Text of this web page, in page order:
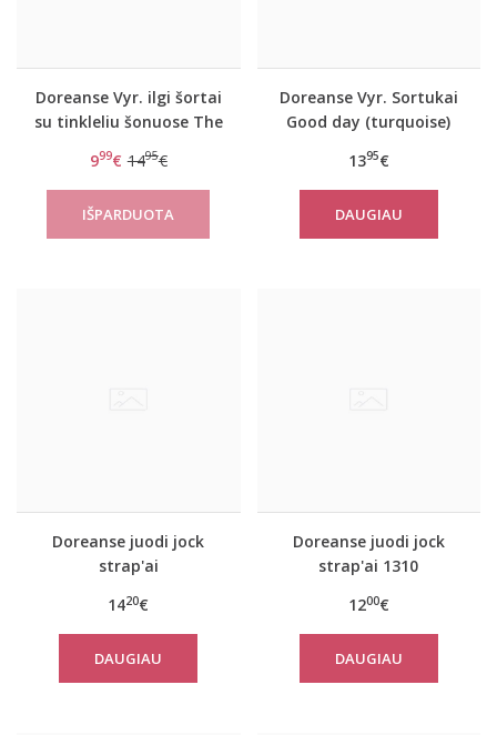
Doreanse Vyr. ilgi šortai
su tinkleliu šonuose The
999€ 1495€
Doreanse Vyr. Sortukai
Good day (turquoise)
1395€
DAUGIAU
Doreanse juodi jock
strap'ai
1420€
DAUGIAU
Doreanse juodi jock
strap'ai 1310
1200€
DAUGIAU